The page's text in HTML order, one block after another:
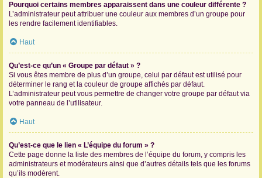
Pourquoi certains membres apparaissent dans une couleur différente ?
L’administrateur peut attribuer une couleur aux membres d’un groupe pour
les rendre facilement identifiables.
Haut
Qu’est-ce qu’un « Groupe par défaut » ?
Si vous êtes membre de plus d’un groupe, celui par défaut est utilisé pour
déterminer le rang et la couleur de groupe affichés par défaut.
L’administrateur peut vous permettre de changer votre groupe par défaut via
votre panneau de l’utilisateur.
Haut
Qu’est-ce que le lien « L’équipe du forum » ?
Cette page donne la liste des membres de l’équipe du forum, y compris les
administrateurs et modérateurs ainsi que d’autres détails tels que les forums
qu’ils modèrent.